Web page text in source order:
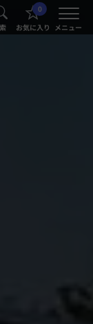
0
お気に入り メニュー
®